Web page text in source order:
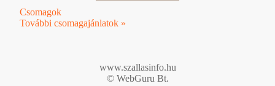
Csomagok
További csomagajánlatok »
www.szallasinfo.hu
© WebGuru Bt.